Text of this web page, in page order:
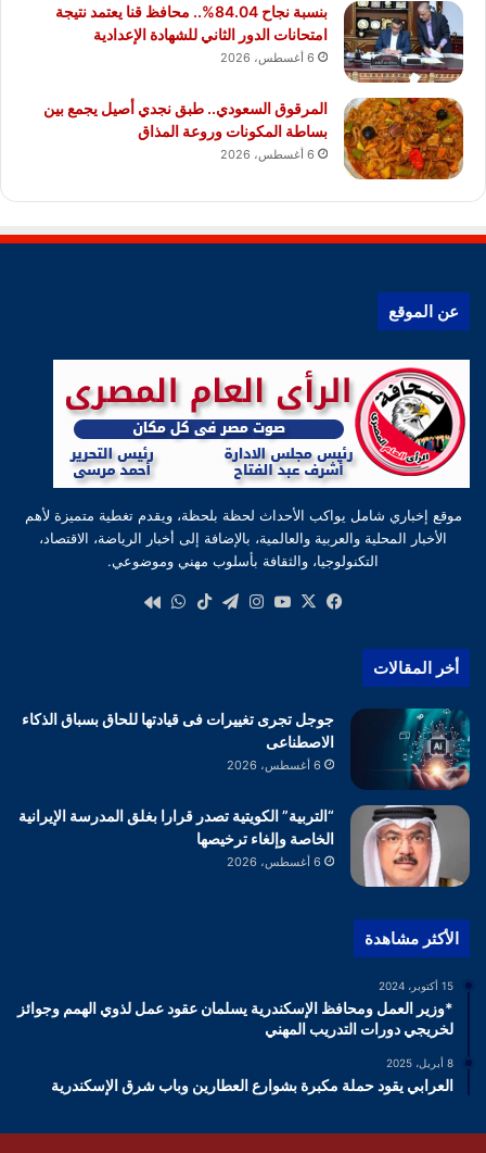
بنسبة نجاح 84.04%.. محافظ قنا يعتمد نتيجة
امتحانات الدور الثاني للشهادة الإعدادية
6 أغسطس، 2026
المرقوق السعودي.. طبق نجدي أصيل يجمع بين
بساطة المكونات وروعة المذاق
6 أغسطس، 2026
عن الموقع
موقع إخباري شامل يواكب الأحداث لحظة بلحظة، ويقدم تغطية متميزة لأهم
الأخبار المحلية والعربية والعالمية، بالإضافة إلى أخبار الرياضة، الاقتصاد،
التكنولوجيا، والثقافة بأسلوب مهني وموضوعي.
فيسبوك
‫X
‫YouTube
انستقرام
تيلقرام‫TikTokواتساب
أخر المقالات
جوجل تجرى تغييرات فى قيادتها للحاق بسباق الذكاء
الاصطناعى
6 أغسطس، 2026
“التربية” الكويتية تصدر قرارا بغلق المدرسة الإيرانية
الخاصة وإلغاء ترخيصها
6 أغسطس، 2026
الأكثر مشاهدة
15 أكتوبر، 2024
*وزير العمل ومحافظ الإسكندرية يسلمان عقود عمل لذوي الهمم وجوائز
لخريجي دورات التدريب المهني
8 أبريل، 2025
العرابي يقود حملة مكبرة بشوارع العطارين وباب شرق الإسكندرية